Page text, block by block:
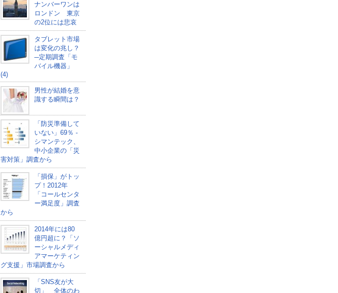
ナンバーワンは
ロンドン 東京
の2位には悲哀
タブレット市場
は変化の兆し？
─定期調査「モ
バイル機器」
(4)
男性が結婚を意
識する瞬間は？
「防災準備して
いない」69％ -
シマンテック、
中小企業の「災
害対策」調査から
「損保」がトッ
プ！2012年
「コールセンタ
ー満足度」調査
から
2014年には80
億円超に？「ソ
ーシャルメディ
アマーケティン
グ支援」市場調査から
「SNS友が大
切」 全体のわ